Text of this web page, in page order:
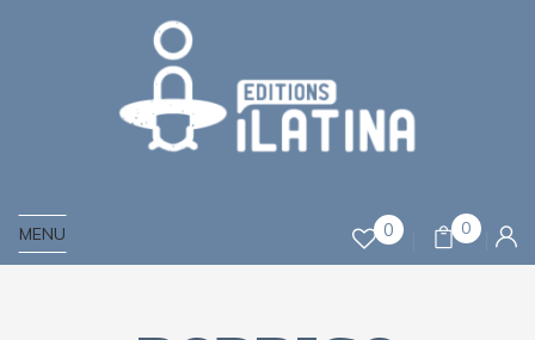
MENU 0 0